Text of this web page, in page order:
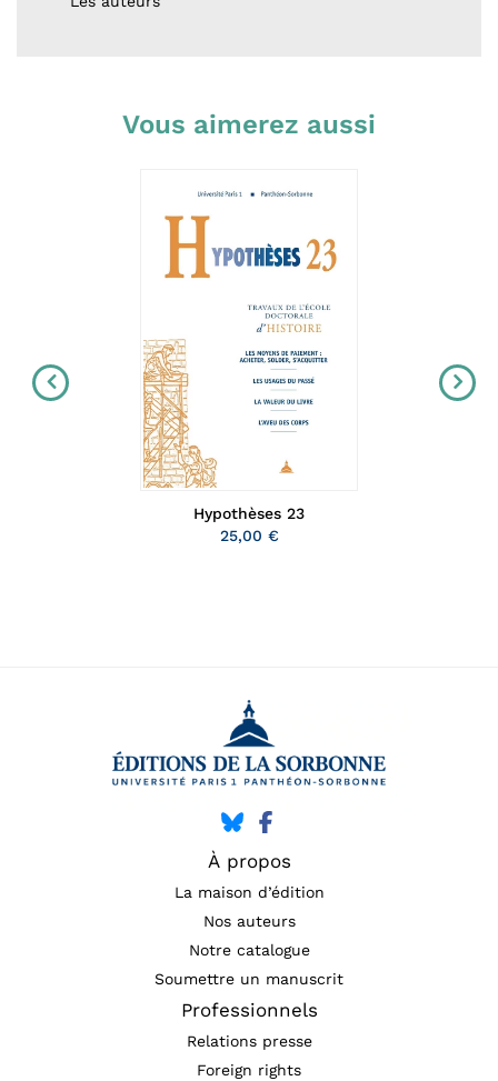
Vous aimerez aussi
Hypothèses 23
25,00 €
À propos
La maison d’édition
Nos auteurs
Notre catalogue
Soumettre un manuscrit
Professionnels
Relations presse
Foreign rights